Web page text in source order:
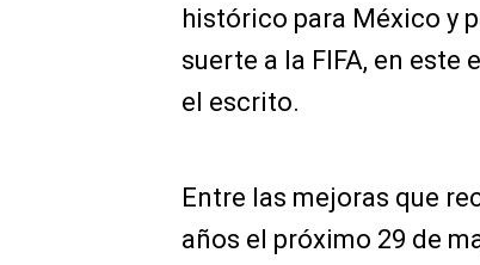
histórico para México y
suerte a la FIFA, en este
el escrito.
Entre las mejoras que
años el próximo 29 de